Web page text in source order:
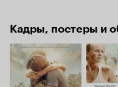
Кадры, постеры и